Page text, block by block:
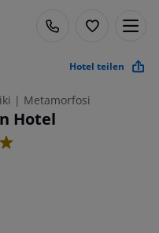
Hotel teilen
| Metamorfosi
Hotel